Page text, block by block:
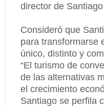
director de
Consideró que
para transformarse
único, distinto y
“El turismo de
de las alternativas
el crecimiento
Santiago se perfila